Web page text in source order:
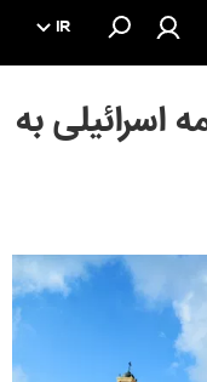
IR
اسرائیلی به